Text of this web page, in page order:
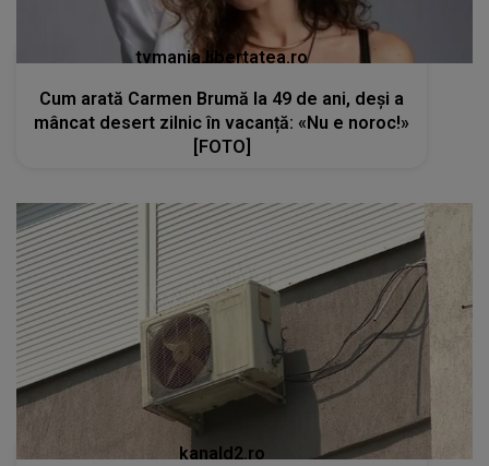
tvmania.libertatea.ro
Cum arată Carmen Brumă la 49 de ani, deși a
mâncat desert zilnic în vacanță: «Nu e noroc!»
[FOTO]
kanald2.ro